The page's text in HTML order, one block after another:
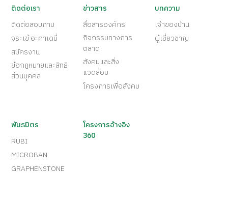
ติดต่อเรา
ติดต่อสอบถาม
จระเข้ อะคาเดมี่
สมัครงาน
ข้อกฎหมายและสิทธิ
ส่วนบุคคล
ข่าวสาร
สื่อสารองค์กร
กิจกรรมทางการ
ตลาด
สังคมและสิ่ง
แวดล้อม
โครงการเพื่อสังคม
บทความ
เจ้าของบ้าน
ผู้เชี่ยวชาญ
พันธมิตร
RUBI
MICROBAN
GRAPHENSTONE
โครงการอ้างอิง
360